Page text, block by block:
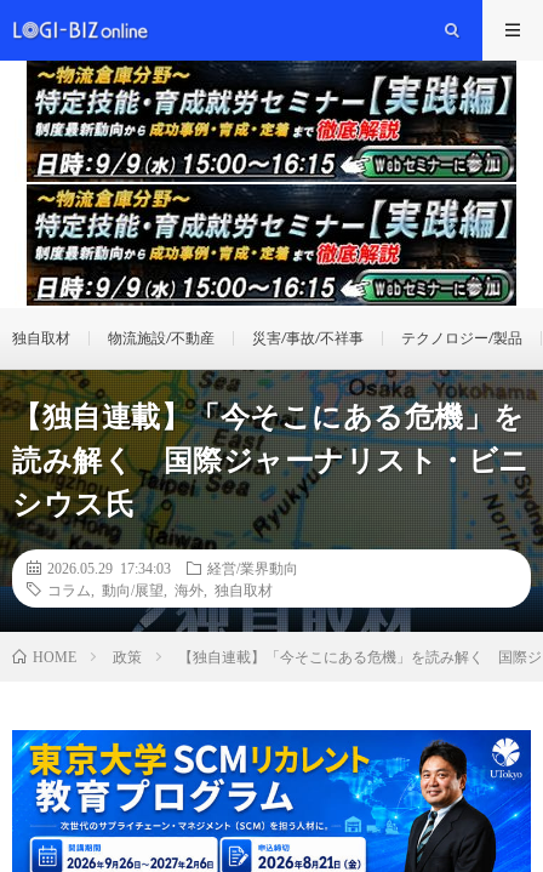
独自取材 物流施設/不動産 災害/事故/不祥事 テクノロジー/製品
【独自連載】「今そこにある危機」を
読み解く 国際ジャーナリスト・ビニ
シウス氏
2026.05.29 17:34:03
経営/業界動向
コラム
動向/展望 海外 独自取材
HOME 政策 【独自連載】「今そこにある危機」を読み解く 国際